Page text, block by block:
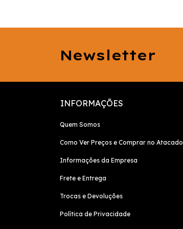
Newsletter
INFORMAÇÕES
Quem Somos
Como Ver Preços e Comprar no Atacado
Informações da Empresa
Frete e Entrega
Trocas e Devoluções
Política de Privacidade